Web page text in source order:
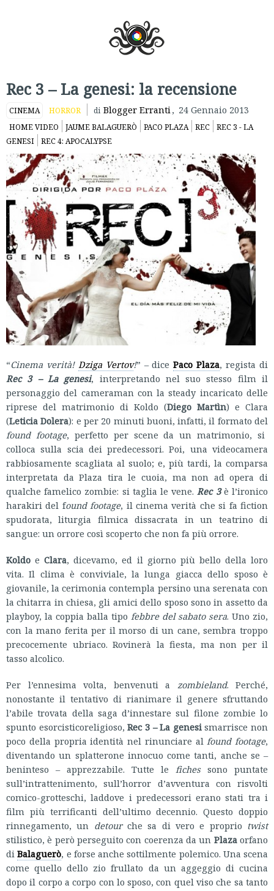
Rec 3 – La genesi: la recensione
CINEMA HORROR di Blogger Erranti , 24 Gennaio 2013
HOME VIDEO JAUME BALAGUERÒ PACO PLAZA REC
REC 3 - LA
GENESI
REC 4: APOCALYPSE
“Cinema verità! Dziga Vertov!” – dicePaco Plaza, regista di
Rec 3 – La genesi, interpretando nel suo stesso film il
personaggio del cameraman con la steady incaricato delle
riprese del matrimonio di Koldo (Diego Martìn) e Clara
(Leticia Dolera): e per 20 minuti buoni, infatti, il formato del
found footage, perfetto per scene da un matrimonio, si
colloca sulla scia dei predecessori. Poi, una videocamera
rabbiosamente scagliata al suolo; e, più tardi, la comparsa
interpretata da Plaza tira le cuoia, ma non ad opera di
qualche famelico zombie: si taglia le vene. Rec 3è l’ironico
harakiri del found footage, il cinema verità che si fa fiction
spudorata, liturgia filmica dissacrata in un teatrino di
sangue: un orrore così scoperto che non fa più orrore.
KoldoeClara, dicevamo, ed il giorno più bello della loro
vita. Il clima è conviviale, la lunga giacca dello sposo è
giovanile, la cerimonia contempla persino una serenata con
la chitarra in chiesa, gli amici dello sposo sono in assetto da
playboy, la coppia balla tipo febbre del sabato sera. Uno zio,
con la mano ferita per il morso di un cane, sembra troppo
precocemente ubriaco. Rovinerà la fiesta, ma non per il
tasso alcolico.
Per l’ennesima volta, benvenuti a zombieland. Perché,
nonostante il tentativo di rianimare il genere sfruttando
l’abile trovata della saga d’innestare sul filone zombie lo
spunto esorcisticoreligioso, Rec 3 – La genesismarrisce non
poco della propria identità nel rinunciare al found footage,
diventando un splatterone innocuo come tanti, anche se –
beninteso – apprezzabile. Tutte le fiches sono puntate
sull’intrattenimento, sull’horror d’avventura con risvolti
comico-grotteschi, laddove i predecessori erano stati tra i
film più terrificanti dell’ultimo decennio. Questo doppio
rinnegamento, un detourche sa di vero e proprio twist
stilistico, è però perseguito con coerenza da un Plazaorfano
diBalaguerò, e forse anche sottilmente polemico. Una scena
come quello dello zio frullato da un aggeggio di cucina
dopo il corpo a corpo con lo sposo, con quel viso che sa tanto